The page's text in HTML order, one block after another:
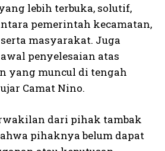
lebih terbuka, solutif,
pemerintah kecamatan,
masyarakat. Juga
penyelesaian atas
yang muncul di tengah
Camat Nino.
dari pihak tambak
pihaknya belum dapat